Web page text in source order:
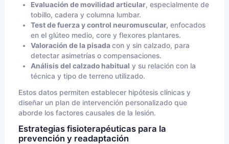
Evaluación de movilidad articular, especialmente de
tobillo, cadera y columna lumbar.
Test de fuerza y control neuromuscular, enfocados
en el glúteo medio, core y flexores plantares.
Valoración de la pisadacon y sin calzado, para
detectar asimetrías o compensaciones.
Análisis del calzado habitual y su relación con la
técnica y tipo de terreno utilizado.
Estos datos permiten establecer hipótesis clínicas y
diseñar un plan de intervención personalizado que
aborde los factores causales de la lesión.
Estrategias fisioterapéuticas para la
prevención y readaptación